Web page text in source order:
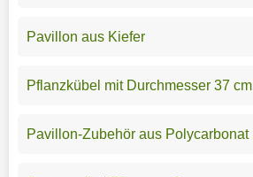
Pavillon aus Kiefer
Pflanzkübel mit Durchmesser 37 cm
Pavillon-Zubehör aus Polycarbonat